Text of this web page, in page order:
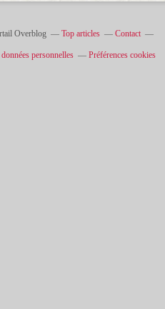
Overblog Top articles Contact
personnelles Préférences cookies